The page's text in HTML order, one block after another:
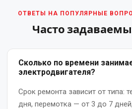
ОТВЕТЫ НА ПОПУЛЯРНЫЕ
Часто
Сколько по времени
электродвигателя?
Срок ремонта зависит от типа:
дня, перемотка — от 3 до 7